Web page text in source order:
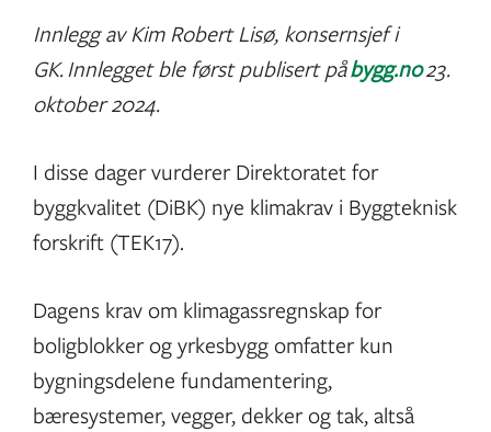
Innlegg av Kim Robert Lisø, konsernsjef i
GK. Innlegget ble først publisert påbygg.no23.
oktober 2024.
I disse dager vurderer Direktoratet for
byggkvalitet (DiBK) nye klimakrav i Byggteknisk
forskrift (TEK17).
Dagens krav om klimagassregnskap for
boligblokker og yrkesbygg omfatter kun
bygningsdelene fundamentering,
bæresystemer, vegger, dekker og tak, altså